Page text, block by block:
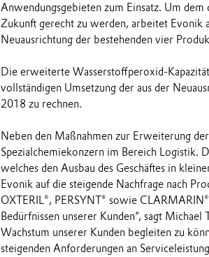
Anwendungsgebieten zum Einsatz. Um
Zukunft gerecht zu werden, arbeitet Evonik
Neuausrichtung der bestehenden vier
Die erweiterte Wasserstoffperoxid-
vollständigen Umsetzung der aus der
2018 zu rechnen.
Neben den Maßnahmen zur Erweiterung
Spezialchemiekonzern im Bereich Logistik.
welches den Ausbau des Geschäftes in
Evonik auf die steigende Nachfrage nach
OXTERIL®, PERSYNT® sowie
Bedürfnissen unserer Kunden“, sagt
Wachstum unserer Kunden begleiten zu
steigenden Anforderungen an